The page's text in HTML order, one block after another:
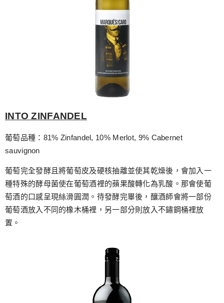
INTO ZINFANDEL
葡萄品種：81% Zinfandel, 10% Merlot, 9% Cabernet
sauvignon
葡萄完全發酵且將葡萄皮及硬核抽離並使其乾燥後，會加入一
種特殊的酵母菌使在葡萄酒裡的蘋果酸轉化為乳酸。那會使葡
萄酒的口感呈現絲滑圓潤。待發酵完畢後，釀酒師會將一部份
葡萄酒放入不同的橡木桶裡，另一部分則放入不鏽鋼桶裡放
置。